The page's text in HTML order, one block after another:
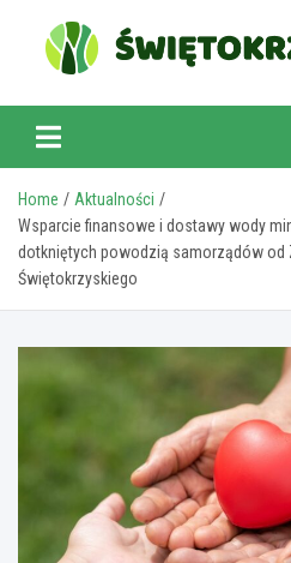
content
Home
Aktualności
Wsparcie finansowe i dostawy wody
dotkniętych powodzią samorządów od
Świętokrzyskiego